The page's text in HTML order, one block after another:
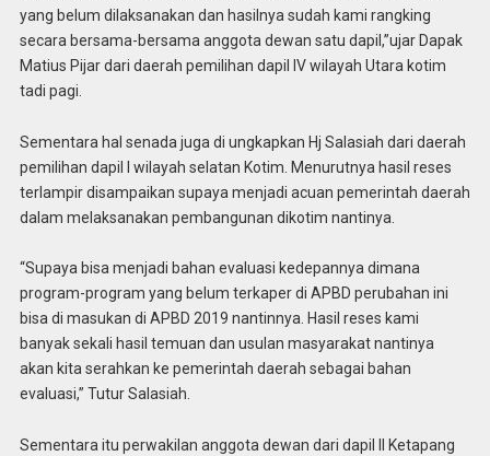
yang belum dilaksanakan dan hasilnya sudah kami rangking
secara bersama-bersama anggota dewan satu dapil,”ujar Dapak
Matius Pijar dari daerah pemilihan dapil IV wilayah Utara kotim
tadi pagi.
Sementara hal senada juga di ungkapkan Hj Salasiah dari daerah
pemilihan dapil I wilayah selatan Kotim. Menurutnya hasil reses
terlampir disampaikan supaya menjadi acuan pemerintah daerah
dalam melaksanakan pembangunan dikotim nantinya.
“Supaya bisa menjadi bahan evaluasi kedepannya dimana
program-program yang belum terkaper di APBD perubahan ini
bisa di masukan di APBD 2019 nantinnya. Hasil reses kami
banyak sekali hasil temuan dan usulan masyarakat nantinya
akan kita serahkan ke pemerintah daerah sebagai bahan
evaluasi,” Tutur Salasiah.
Sementara itu perwakilan anggota dewan dari dapil II Ketapang